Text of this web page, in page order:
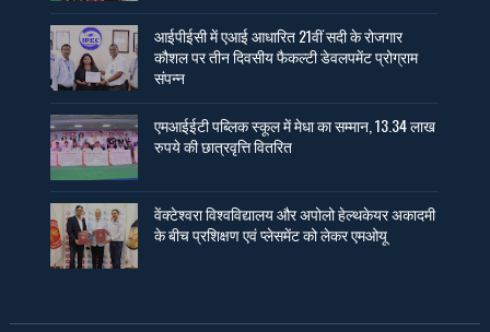
आईपीईसी में एआई आधारित 21वीं सदी के रोजगार
कौशल पर तीन दिवसीय फैकल्टी डेवलपमेंट प्रोग्राम
संपन्न
एमआईईटी पब्लिक स्कूल में मेधा का सम्मान, 13.34 लाख
रुपये की छात्रवृत्ति वितरित
वेंक्टेश्वरा विश्वविद्यालय और अपोलो हेल्थकेयर अकादमी
के बीच प्रशिक्षण एवं प्लेसमेंट को लेकर एमओयू